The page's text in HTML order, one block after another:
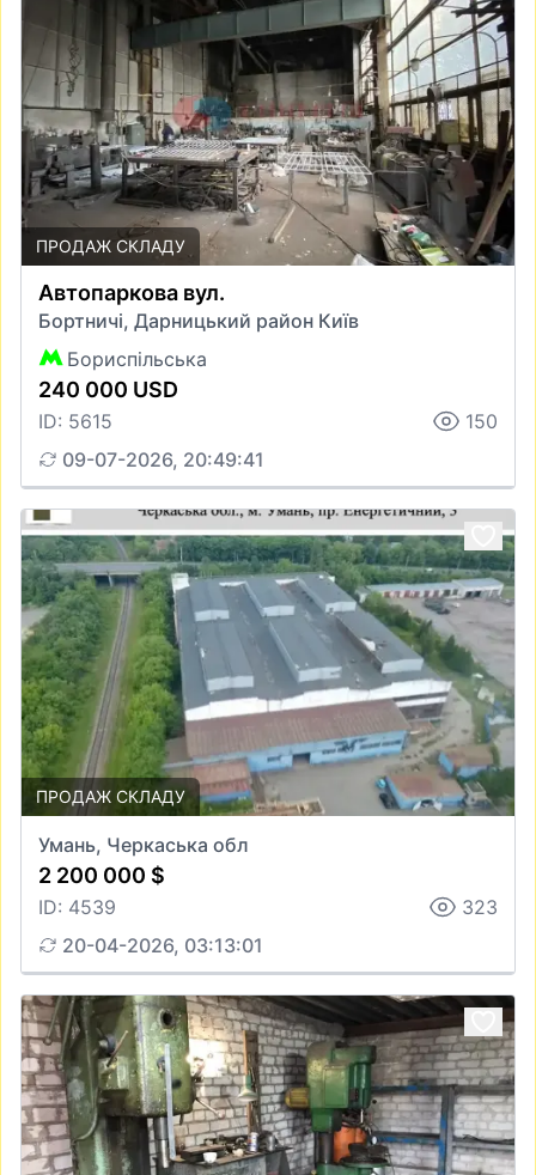
ПРОДАЖ СКЛАДУ
Автопаркова вул.
Бортничі, Дарницький район Київ
Бориспільська
240 000 USD
ID: 5615
150
09-07-2026, 20:49:41
ПРОДАЖ СКЛАДУ
Умань, Черкаська обл
2 200 000 $
ID: 4539
323
20-04-2026, 03:13:01